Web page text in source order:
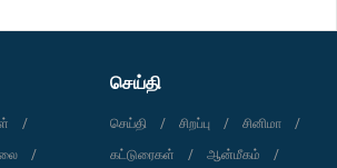
செய்தி
செய்தி சிறப்பு
சினிமா
கட்டுரைகள்
ஆன்மீகம்